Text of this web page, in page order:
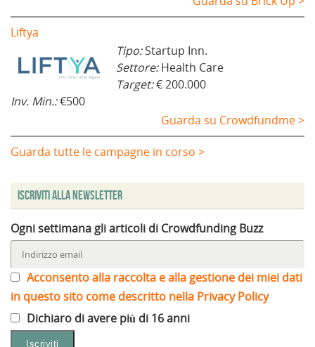
Liftya
Tipo:Startup Inn.
Settore:Health Care
Target:€ 200.000
Inv. Min.:€500
Guarda su Crowdfundme >
Guarda tutte le campagne in corso >
Iscriviti alla Newsletter
Ogni settimana gli articoli di Crowdfunding Buzz
Acconsento alla raccolta e alla gestione dei miei dati
in questo sito come descritto nella Privacy Policy
Dichiaro di avere più di 16 anni